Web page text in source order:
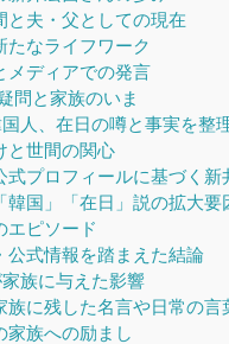
夫・父としての現在
なライフワーク
ディアでの発言
問と家族のいま
人、在日の噂と事実を整
と世間の関心
プロフィールに基づく新
国」「在日」説の拡大要
ピソード
式情報を踏まえた結論
族に与えた影響
族に残した名言や日常の言
族への励まし